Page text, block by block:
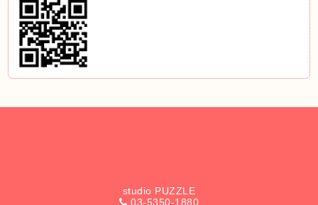
studio PUZZLE
03-5350-1880